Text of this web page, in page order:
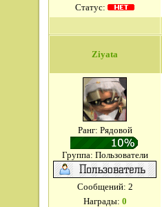
Статус:
Ziyata
Ранг: Рядовой
Группа: Пользователи
Сообщений: 2
Награды: 0